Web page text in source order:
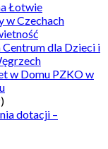
Łotwie
w Czechach
dla Dzieci i
w Domu PZKO w
dotacji –